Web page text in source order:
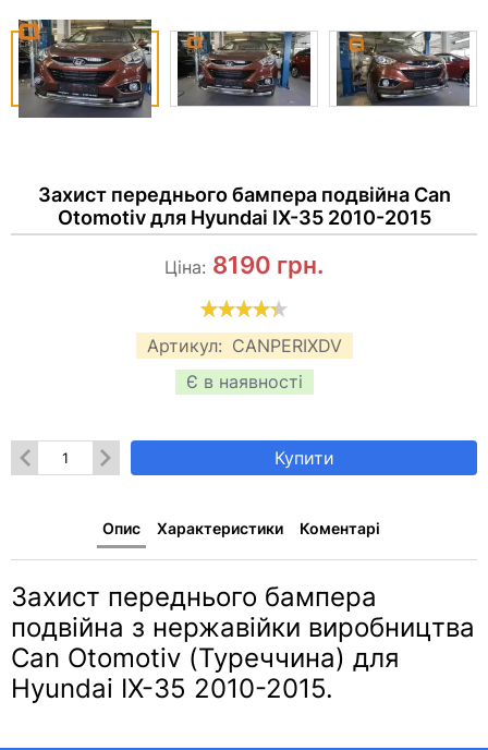
Захист переднього бампера подвійна Can
Otomotiv для Hyundai IX-35 2010-2015
Артикул: CANPERIXDV
Є в наявності
Ціна: 8190 грн.
Купити
Опис Характеристики Коментарі
Захист переднього бампера
подвійна з нержавійки виробництва
Can Otomotiv (Туреччина) для
Hyundai IX-35 2010-2015.